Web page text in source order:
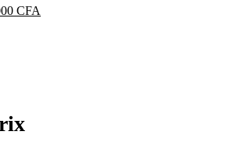
était :
CFA